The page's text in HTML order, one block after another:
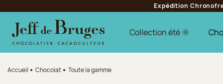
Aller au contenu principal
Aller au pied de page
Expédition
Collection été 🌞
Accueil Chocolat Toute la gamme